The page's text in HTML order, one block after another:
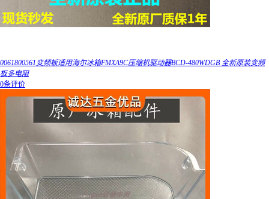
0061800561变频板适用海尔冰箱FMXA9C压缩机驱动器BCD-480WDGB 全新原装变频
板多电阻
0条评价